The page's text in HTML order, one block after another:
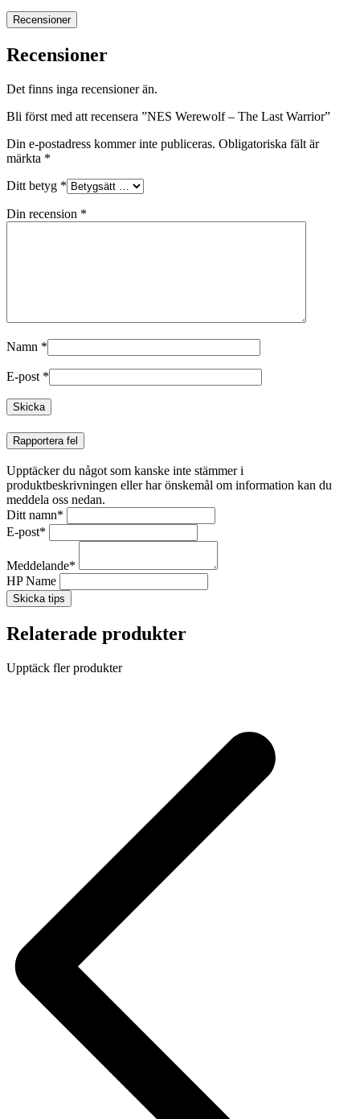
Recensioner
Recensioner
Det finns inga recensioner än.
Bli först med att recensera ”NES Werewolf – The Last Warrior”
Din e-postadress kommer inte publiceras. Obligatoriska fält är
märkta *
Ditt betyg *
Din recension *
Namn *
E-post *
Rapportera fel
Upptäcker du något som kanske inte stämmer i
produktbeskrivningen eller har önskemål om information kan du
meddela oss nedan.
Ditt namn*
E-post*
Meddelande*
HP Name
Skicka tips
Relaterade produkter
Upptäck fler produkter